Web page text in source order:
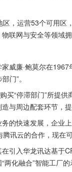
，运营53个可用区，
联网与安全等领域
威廉·鲍莫尔在
门”。
买“停滞部门”所提
与周边配套环节，提
的快速发展，企业
讯云的合作，现在
引入华龙讯达基于
化融合”智能工厂的